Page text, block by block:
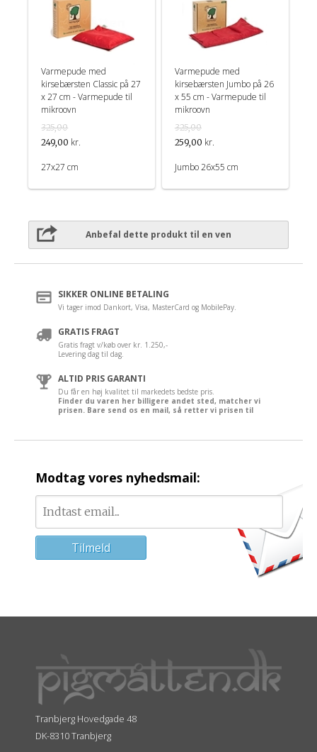
Varmepude med
kirsebærsten Classic på 27
x 27 cm - Varmepude til
mikroovn
325,00
249,00 kr.
27x27 cm
Varmepude med
kirsebærsten Jumbo på 26
x 55 cm - Varmepude til
mikroovn
325,00
259,00 kr.
Jumbo 26x55 cm
Anbefal dette produkt til en ven
SIKKER ONLINE BETALING
Vi tager imod Dankort, Visa, MasterCard og MobilePay.
GRATIS FRAGT
Gratis fragt v/køb over kr. 1.250,-
Levering dag til dag.
ALTID PRIS GARANTI
Du får en høj kvalitet til markedets bedste pris.
Finder du varen her billigere andet sted, matcher vi
prisen. Bare send os en mail, så retter vi prisen til
Modtag vores nyhedsmail:
Tranbjerg Hovedgade 48
DK-8310 Tranbjerg